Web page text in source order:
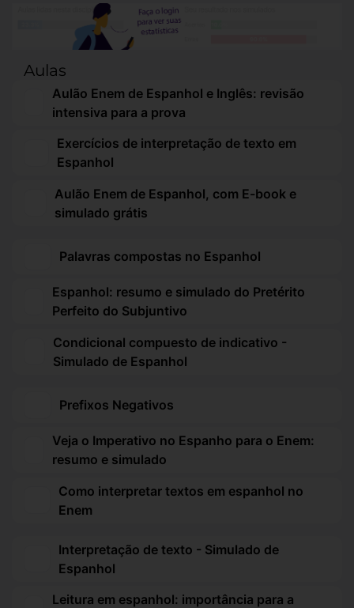
Aulas
Aulão Enem de Espanhol e Inglês: revisão
intensiva para a prova
Exercícios de interpretação de texto em
Espanhol
Aulão Enem de Espanhol, com E-book e
simulado grátis
Palavras compostas no Espanhol
Espanhol: resumo e simulado do Pretérito
Perfeito do Subjuntivo
Condicional compuesto de indicativo -
Simulado de Espanhol
Prefixos Negativos
Veja o Imperativo no Espanho para o Enem:
resumo e simulado
Como interpretar textos em espanhol no
Enem
Interpretação de texto - Simulado de
Espanhol
Leitura em espanhol: importância para a